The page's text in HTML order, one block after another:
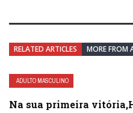
RELATED ARTICLES MORE FROM
ADULTO MASCULINO
Na sua primeira